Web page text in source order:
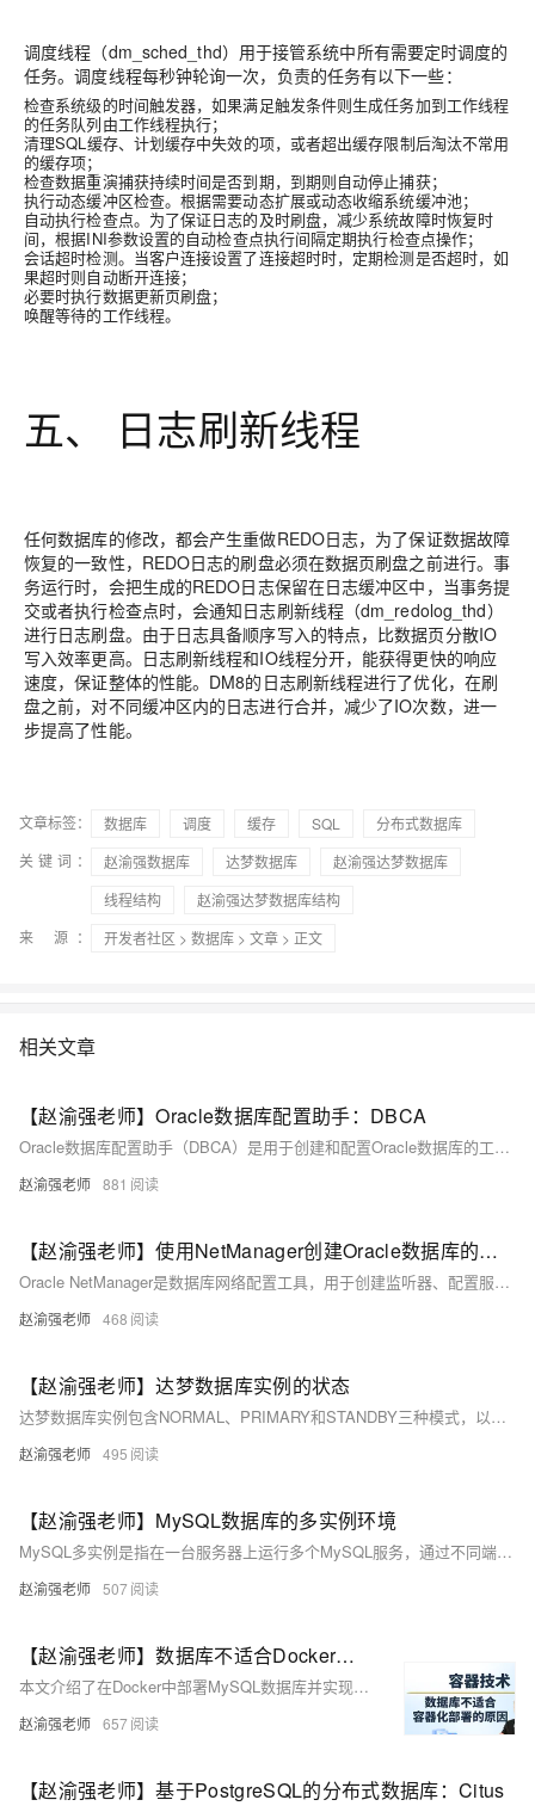
调度线程（dm_sched_thd）用于接管系统中所有需要定时调度的
任务。调度线程每秒钟轮询一次，负责的任务有以下一些：
检查系统级的时间触发器，如果满足触发条件则生成任务加到工作线程
的任务队列由工作线程执行；
清理SQL缓存、计划缓存中失效的项，或者超出缓存限制后淘汰不常用
的缓存项；
检查数据重演捕获持续时间是否到期，到期则自动停止捕获；
执行动态缓冲区检查。根据需要动态扩展或动态收缩系统缓冲池；
自动执行检查点。为了保证日志的及时刷盘，减少系统故障时恢复时
间，根据INI参数设置的自动检查点执行间隔定期执行检查点操作；
会话超时检测。当客户连接设置了连接超时时，定期检测是否超时，如
果超时则自动断开连接；
必要时执行数据更新页刷盘；
唤醒等待的工作线程。
五、 日志刷新线程
任何数据库的修改，都会产生重做REDO日志，为了保证数据故障
恢复的一致性，REDO日志的刷盘必须在数据页刷盘之前进行。事
务运行时，会把生成的REDO日志保留在日志缓冲区中，当事务提
交或者执行检查点时，会通知日志刷新线程（dm_redolog_thd）
进行日志刷盘。由于日志具备顺序写入的特点，比数据页分散IO
写入效率更高。日志刷新线程和IO线程分开，能获得更快的响应
速度，保证整体的性能。DM8的日志刷新线程进行了优化，在刷
盘之前，对不同缓冲区内的日志进行合并，减少了IO次数，进一
步提高了性能。
文章标签： 数据库 调度 缓存 SQL
分布式数据库
关键词：
赵渝强数据库 达梦数据库
赵渝强达梦数据库
线程结构
赵渝强达梦数据库结构
来 源：
开发者社区 > 数据库 > 文章 > 正文
相关文章
【赵渝强老师】Oracle数据库配置助手：DBCA
Oracle数据库配置助手（DBCA）是用于创建和配置Oracle数据库的工具，支持图形界面和静默执行模式。本文介绍了使用DBCA在Linux环境下创建数据库的完整步骤，包括选择数据库操作类型、配置存储与网络选项、设置管理密码等，并提供了界面截图与视频讲解，帮助用户快速掌握数据库创建流程。
赵渝强老师 881
【赵渝强老师】使用NetManager创建Oracle数据库的监听器
Oracle NetManager是数据库网络配置工具，用于创建监听器、配置服务命名与网络连接，支持多数据库共享监听，确保客户端与服务器通信顺畅。
赵渝强老师 468
【赵渝强老师】达梦数据库实例的状态
达梦数据库实例包含NORMAL、PRIMARY和STANDBY三种模式，以及MOUNT、OPEN和SUSPEND三种状态。模式之间可在MOUNT状态下相互转换，不同状态与模式适用于数据库的启动、配置及运行需求。
赵渝强老师 495
【赵渝强老师】MySQL数据库的多实例环境
MySQL多实例是指在一台服务器上运行多个MySQL服务，通过不同端口提供独立的数据服务。各实例共享安装程序，但使用各自的配置文件和数据文件，实现资源高效利用。本文详细介绍了如何通过“mysqld_multi”工具配置和启动多个MySQL实例，并演示了目录创建、初始化、配置文件修改及实例启动等操作步骤。
赵渝强老师 507
【赵渝强老师】数据库不适合Docker容器化部署的原因
本文介绍了在Docker中部署MySQL数据库并实现数据持久化的方法，同时分析了数据库不适合容器化的原因。通过具体步骤演示如何拉取镜像、创建持久化目录及启动容器，确保数据安全存储。然而，由于数据安全性、硬件资源争用、网络带宽限制及额外隔离层等问题，数据库服务并不完全适合Docker容器化部署。文中还提到数据库一旦部署通常无需频繁升级，与Docker易于重构和重新部署的特点不符。
赵渝强老师 657
【赵渝强老师】基于PostgreSQL的分布式数据库：Citus